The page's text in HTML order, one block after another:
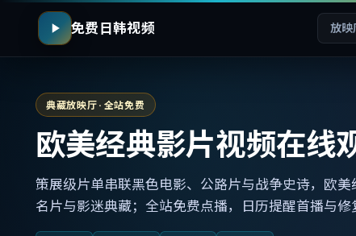
免费日韩视频 放映
典藏放映厅 · 全站免费
欧美经典影片视频在线
策展级片单串联黑色电影、公路片与战争史诗，欧
名片与影迷典藏；全站免费点播，日历提醒首播与修